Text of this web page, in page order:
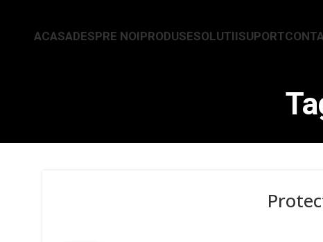
ACASADESPRE NOIPRODUSESOLUTIISUPORT